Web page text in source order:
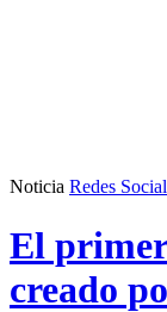
Noticia Redes
El
creado